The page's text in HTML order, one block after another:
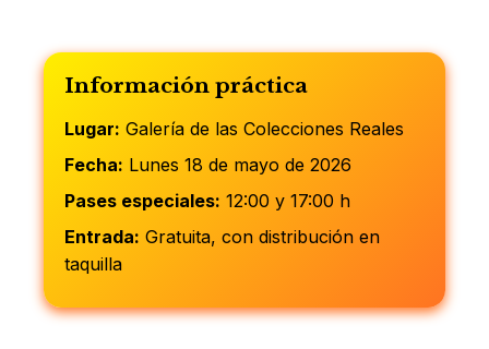
Información práctica
Lugar: Galería de las Colecciones Reales
Fecha: Lunes 18 de mayo de 2026
Pases especiales: 12:00 y 17:00 h
Entrada: Gratuita, con distribución en
taquilla